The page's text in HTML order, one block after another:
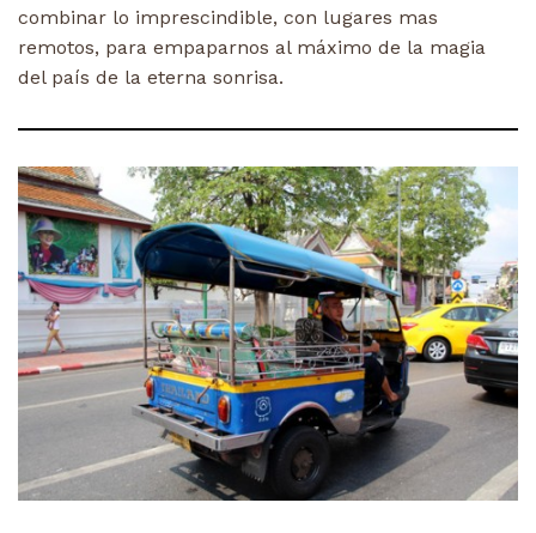
combinar lo imprescindible, con lugares mas
remotos, para empaparnos al máximo de la magia
del país de la eterna sonrisa.